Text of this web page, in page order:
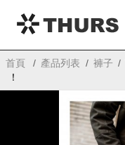
THURS
首頁 產品列表 褲子
！